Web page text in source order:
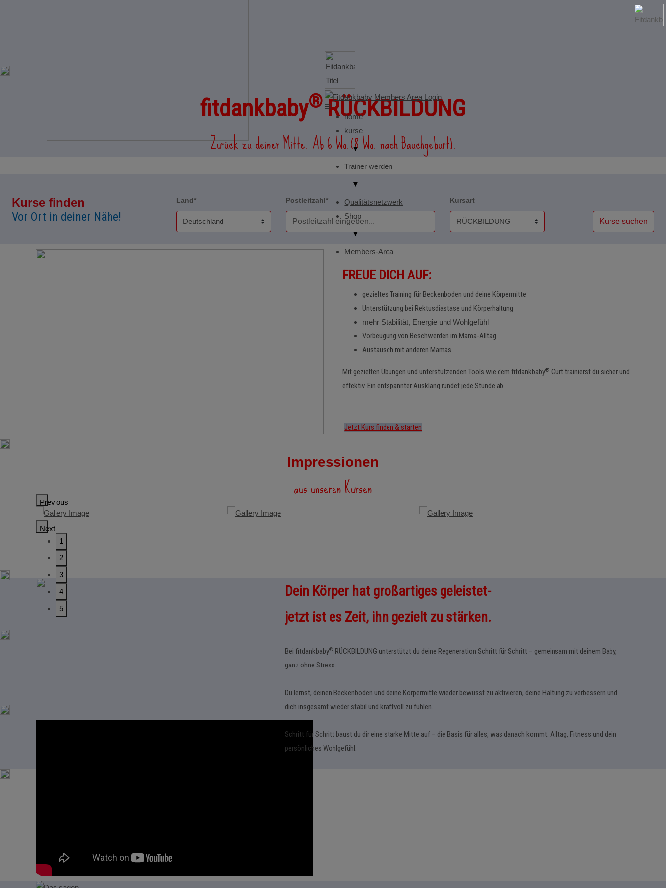
home
kurse
▼
Trainer werden
▼
Qualitätsnetzwerk
Shop
▼
Members-Area
fitdankbaby®RÜCKBILDUNG
Zurück zu deiner Mitte. Ab 6 Wo.(8 Wo. nach Bauchgeburt).
Kurse finden
Vor Ort in deiner Nähe!
Land* Postleitzahl* Kursart
Kurse suchen
FREUE DICH AUF:
gezieltes Training für Beckenboden und deine Körpermitte
Unterstützung bei Rektusdiastase und Körperhaltung
mehr Stabilität, Energie und Wohlgefühl
Vorbeugung von Beschwerden im Mama-Alltag
Austausch mit anderen Mamas
Mit gezielten Übungen und unterstützenden Tools wie dem fitdankbaby® Gurt trainierst du sicher und
effektiv. Ein entspannter Ausklang rundet jede Stunde ab.
Jetzt Kurs finden & starten
Impressionen
aus unseren Kursen
Previous
Next
1
2
3
4
5
Dein Körper hat großartiges geleistet-
jetzt ist es Zeit, ihn gezielt zu stärken.
Bei fitdankbaby® RÜCKBILDUNG unterstützt du deine Regeneration Schritt für Schritt – gemeinsam mit deinem Baby,
ganz ohne Stress.
Du lernst, deinen Beckenboden und deine Körpermitte wieder bewusst zu aktivieren, deine Haltung zu verbessern und
dich insgesamt wieder stabil und kraftvoll zu fühlen.
Schritt für Schritt baust du dir eine starke Mitte auf – die Basis für alles, was danach kommt: Alltag, Fitness und dein
persönliches Wohlgefühl.